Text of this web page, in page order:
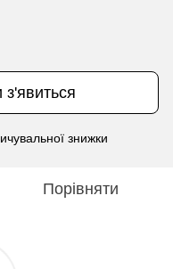
знижки
Порівняти